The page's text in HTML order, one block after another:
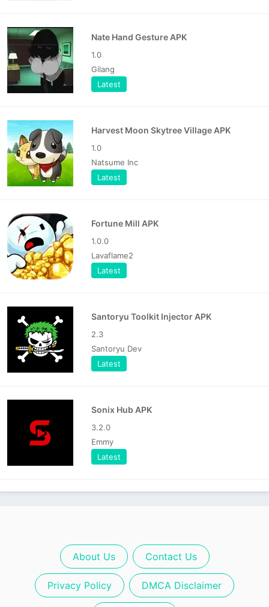
Nate Hand Gesture APK
1.0
Gilang
Latest
Harvest Moon Skytree Village APK
1.0
Natsume Inc
Latest
Fortune Mill APK
1.0.0
Lavaflame2
Latest
Santoryu Toolkit Injector APK
2.3
Santoryu Dev
Latest
Sonix Hub APK
3.2.0
Emmy
Latest
About Us Contact Us
Privacy Policy DMCA Disclaimer